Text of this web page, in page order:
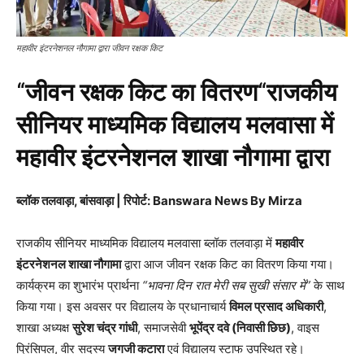
महावीर इंटरनेशनल नौगामा द्वारा जीवन रक्षक किट
“जीवन रक्षक किट का वितरण“राजकीय
सीनियर माध्यमिक विद्यालय मलवासा में
महावीर इंटरनेशनल शाखा नौगामा द्वारा
ब्लॉक तलवाड़ा, बांसवाड़ा | रिपोर्ट: Banswara News By Mirza
राजकीय सीनियर माध्यमिक विद्यालय मलवासा ब्लॉक तलवाड़ा मेंमहावीर
इंटरनेशनल शाखा नौगामाद्वारा आज जीवन रक्षक किट का वितरण किया गया।
कार्यक्रम का शुभारंभ प्रार्थना “भावना दिन रात मेरी सब सुखी संसार में”के साथ
किया गया। इस अवसर पर विद्यालय के प्रधानाचार्यविमल प्रसाद अधिकारी,
शाखा अध्यक्षसुरेश चंद्र गांधी, समाजसेवीभूपेंद्र दवे (निवासी छिछ), वाइस
प्रिंसिपल, वीर सदस्यजगजी कटाराएवं विद्यालय स्टाफ उपस्थित रहे।